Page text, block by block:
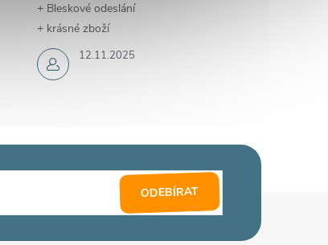
12.11.2025
+ Bleskové odeslání
+ krásné zboží
ODEBÍRAT